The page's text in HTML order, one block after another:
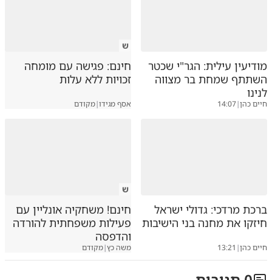
מודיעין עילית: הגר"י שכטר
השתתף שמחת בר מצווה
לנינו
חיים כהן|
14:07
ש
חינם: פגישה עם מומחה
זכויות ללא עלות
אסף מגידו|מקודם
ברכת מרדכי: גדולי ישראל
חיזקו את מחנה בני הישיבות
חיים כהן|
13:21
ש
חינם! משחקיה אונליין עם
פעילות משפחתית להורדה
והדפסה
משה כץ|מקודם